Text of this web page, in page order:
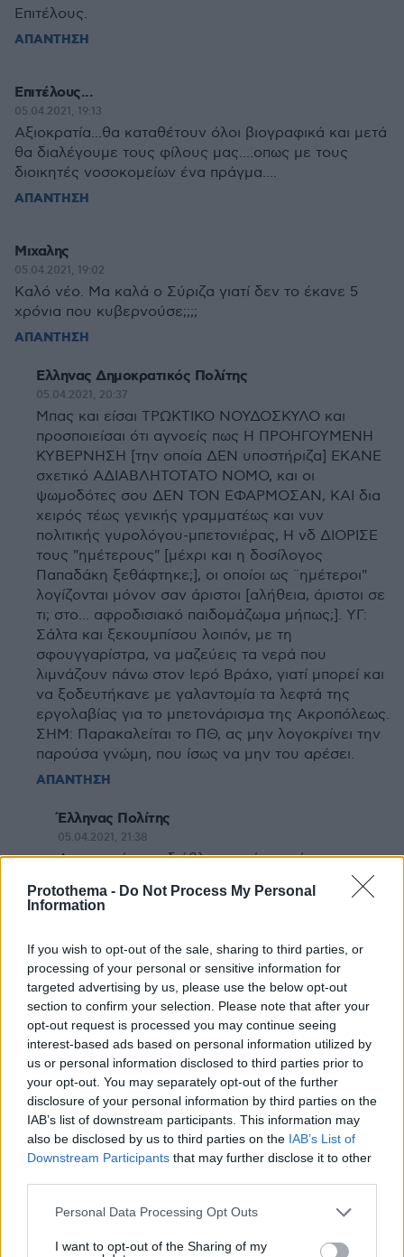
Protothema - Do Not Process My Personal
Information
If you wish to opt-out of the sale, sharing to third parties, or
processing of your personal or sensitive information for
targeted advertising by us, please use the below opt-out
section to confirm your selection. Please note that after your
opt-out request is processed you may continue seeing
interest-based ads based on personal information utilized by
us or personal information disclosed to third parties prior to
your opt-out. You may separately opt-out of the further
disclosure of your personal information by third parties on the
IAB’s list of downstream participants. This information may
also be disclosed by us to third parties on the IAB’s List of
Downstream Participants that may further disclose it to other
Please note that this website/app uses one or more Google
not limited to your visit or usage behaviour. You may click to
Personal Data Processing Opt Outs
I want to opt-out of the Sharing of my
Επιτέλους.
ΑΠΑΝΤΗΣΗ
Επιτέλους...
05.04.2021, 19:13
Αξιοκρατία...θα καταθέτουν όλοι βιογραφικά και μετά
θα διαλέγουμε τους φίλους μας....οπως με τους
διοικητές νοσοκομείων ένα πράγμα....
ΑΠΑΝΤΗΣΗ
Μιχαλης
05.04.2021, 19:02
Καλό νέο. Μα καλά ο Σύριζα γιατί δεν το έκανε 5
χρόνια που κυβερνούσε;;;;
ΑΠΑΝΤΗΣΗ
Ελληνας Δημοκρατικός Πολίτης
05.04.2021, 20:37
Μπας και είσαι ΤΡΩΚΤΙΚΟ ΝΟΥΔΟΣΚΥΛΟ και
προσποιείσαι ότι αγνοείς πως Η ΠΡΟΗΓΟΥΜΕΝΗ
ΚΥΒΕΡΝΗΣΗ [την οποία ΔΕΝ υποστήριζα] ΕΚΑΝΕ
σχετικό ΑΔΙΑΒΛΗΤΟΤΑΤΟ ΝΟΜΟ, και οι
ψωμοδότες σου ΔΕΝ ΤΟΝ ΕΦΑΡΜΟΣΑΝ, ΚΑΙ δια
χειρός τέως γενικής γραμματέως και νυν
πολιτικής γυρολόγου-μπετονιέρας, Η νδ ΔΙΟΡΙΣΕ
τους "ημέτερους" [μέχρι και η δοσίλογος
Παπαδάκη ξεθάφτηκε;], οι οποίοι ως ¨ημέτεροι"
λογίζονται μόνον σαν άριστοι [αλήθεια, άριστοι σε
τι; στο... αφροδισιακό παιδομάζωμα μήπως;]. ΥΓ:
Σάλτα και ξεκουμπίσου λοιπόν, με τη
σφουγγαρίστρα, να μαζεύεις τα νερά που
λιμνάζουν πάνω στον Ιερό Βράχο, γιατί μπορεί και
να ξοδευτήκανε με γαλαντομία τα λεφτά της
εργολαβίας για το μπετονάρισμα της Ακροπόλεως.
ΣΗΜ: Παρακαλείται το ΠΘ, ας μην λογοκρίνει την
παρούσα γνώμη, που ίσως να μην του αρέσει.
ΑΠΑΝΤΗΣΗ
Έλληνας Πολίτης
05.04.2021, 21:38
Αφου υπήρχε αδιάβλητος νόμος τότε πως
Λιβαθηνός?
@...
06.04.2021, 16:42
Φασιστοειδές είσαι. Όχι δημοκρατικός
ΑΠΑΝΤΗΣΗ
«Την οποία δεν υποστήριζα»
06.04.2021, 09:12
Ναι φαίνεται ότι δεν είσαι συριζαιος.
ΑΠΑΝΤΗΣΗ
προφανώς